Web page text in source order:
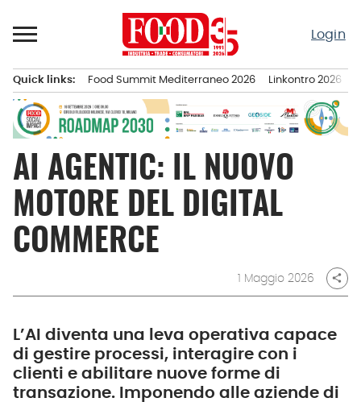
al
Login
principale
Quick links: Food Summit Mediterraneo 2026 Linkontro 2026
AI AGENTIC: IL NUOVO
MOTORE DEL DIGITAL
COMMERCE
1 Maggio 2026 share
L’AI diventa una leva operativa capace
di gestire processi, interagire con i
clienti e abilitare nuove forme di
transazione. Imponendo alle aziende di